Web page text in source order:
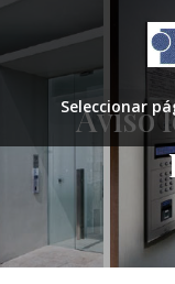
Seleccionar
Aviso